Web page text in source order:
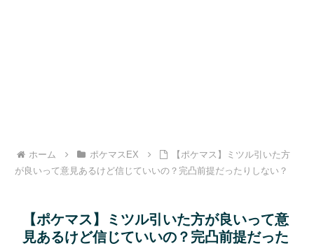
ホーム ポケマスEX
【ポケマス】ミツル引いた方
が良いって意見あるけど信じていいの？完凸前提だったりしない？
【ポケマス】ミツル引いた方が良いって意
見あるけど信じていいの？完凸前提だった